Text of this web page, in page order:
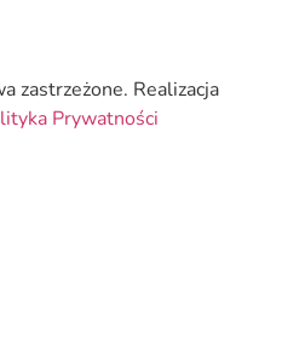
zastrzeżone. Realizacja
Prywatności